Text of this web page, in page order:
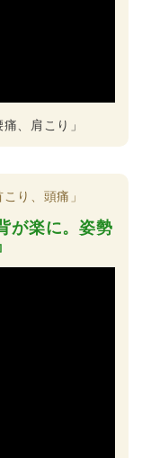
、肩こり」
り、頭痛」
が楽に。姿勢